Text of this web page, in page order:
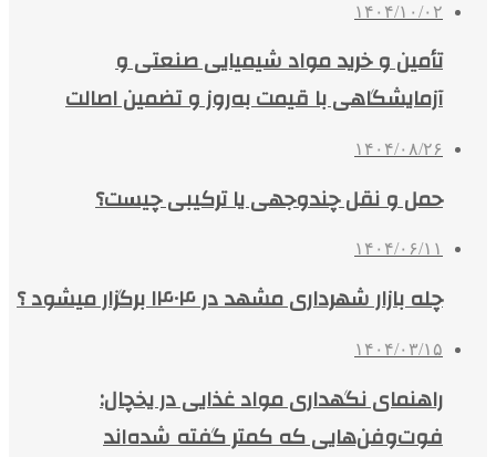
۱۴۰۴/۱۰/۰۲
تأمین و خرید مواد شیمیایی صنعتی و
آزمایشگاهی با قیمت به‌روز و تضمین اصالت
۱۴۰۴/۰۸/۲۶
حمل و نقل چندوجهی یا ترکیبی چیست؟
۱۴۰۴/۰۶/۱۱
چله بازار شهرداری مشهد در ۱۴۰۴ برگزار میشود ؟
۱۴۰۴/۰۳/۱۵
راهنمای نگهداری مواد غذایی در یخچال:
فوت‌وفن‌هایی که کمتر گفته شده‌اند